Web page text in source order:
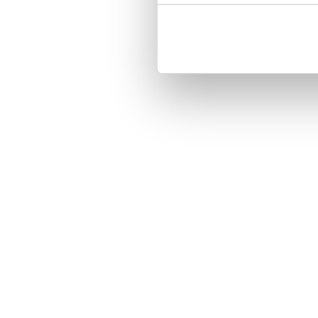
-Three handy card slots on the
-PU-leather.